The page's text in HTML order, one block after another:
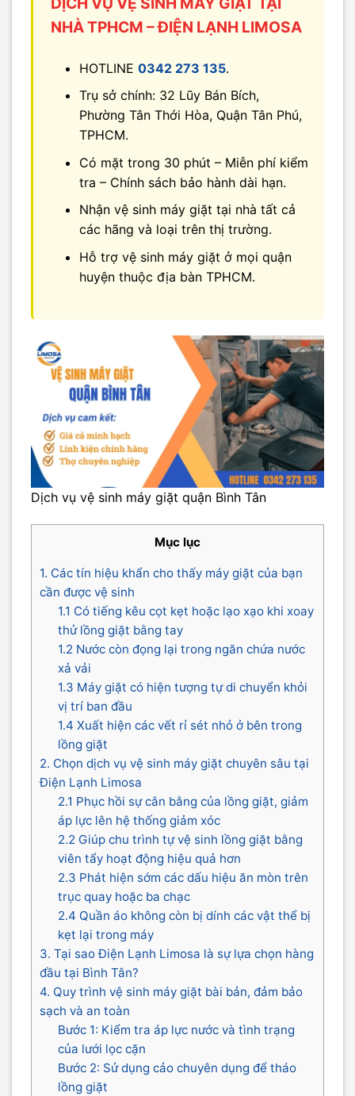
NHÀ TPHCM – ĐIỆN LẠNH LIMOSA
HOTLINE 0342 273 135.
Trụ sở chính: 32 Lũy Bán Bích,
Phường Tân Thới Hòa, Quận Tân Phú,
TPHCM.
Có mặt trong 30 phút – Miễn phí kiểm
tra – Chính sách bảo hành dài hạn.
Nhận vệ sinh máy giặt tại nhà tất cả
các hãng và loại trên thị trường.
Hỗ trợ vệ sinh máy giặt ở mọi quận
huyện thuộc địa bàn TPHCM.
Dịch vụ vệ sinh máy giặt quận Bình Tân
Mục lục
1. Các tín hiệu khẩn cho thấy máy giặt của bạn
cần được vệ sinh
1.1 Có tiếng kêu cọt kẹt hoặc lạo xạo khi xoay
thử lồng giặt bằng tay
1.2 Nước còn đọng lại trong ngăn chứa nước
xả vải
1.3 Máy giặt có hiện tượng tự di chuyển khỏi
vị trí ban đầu
1.4 Xuất hiện các vết rỉ sét nhỏ ở bên trong
lồng giặt
2. Chọn dịch vụ vệ sinh máy giặt chuyên sâu tại
Điện Lạnh Limosa
2.1 Phục hồi sự cân bằng của lồng giặt, giảm
áp lực lên hệ thống giảm xóc
2.2 Giúp chu trình tự vệ sinh lồng giặt bằng
viên tẩy hoạt động hiệu quả hơn
2.3 Phát hiện sớm các dấu hiệu ăn mòn trên
trục quay hoặc ba chạc
2.4 Quần áo không còn bị dính các vật thể bị
kẹt lại trong máy
3. Tại sao Điện Lạnh Limosa là sự lựa chọn hàng
đầu tại Bình Tân?
4. Quy trình vệ sinh máy giặt bài bản, đảm bảo
sạch và an toàn
Bước 1: Kiểm tra áp lực nước và tình trạng
của lưới lọc cặn
Bước 2: Sử dụng cảo chuyên dụng để tháo
lồng giặt